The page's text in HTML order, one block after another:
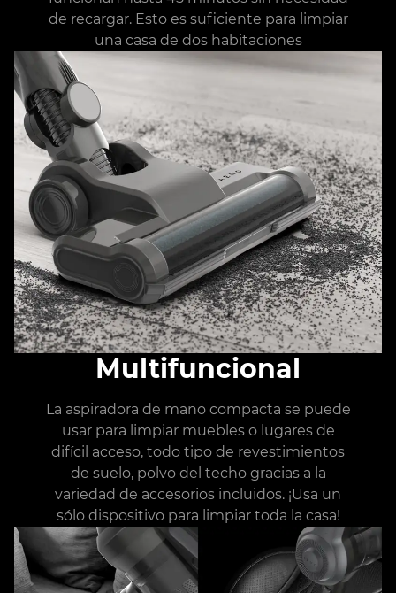
de recargar. Esto es suficiente para limpiar
una casa de dos habitaciones
Multifuncional
La aspiradora de mano compacta se puede
usar para limpiar muebles o lugares de
difícil acceso, todo tipo de revestimientos
de suelo, polvo del techo gracias a la
variedad de accesorios incluidos. ¡Usa un
sólo dispositivo para limpiar toda la casa!